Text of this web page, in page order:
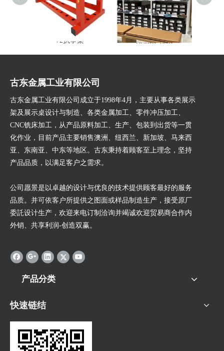
72执事架 储物架-鞋架
古东金属工业有限公司
古东金属工业有限公司成立于1998年4月，主要从事各类展示
架及展示桌设计与制造、各类金属加工、零件冲压加工、
CNC铣床加工，从产品原料加工、生产、包装到出货等一贯
化作业，目前产品主要销售澳洲、纽西兰、新加坡、马来西
亚、东南亚、中东等地区。古东秉持着顾客至上理念，坚持
产品品质，以满足客户之需求。
公司愿景是以卓越的设计与优良的技术提供顾客最好的服务
品质。并可依客户所提供之图面或样品制造生产，接受原厂
委託设计生产，欢迎来电订制洽询并竭诚欢迎贸易商合作内
外销、共享利润-创造双赢。
产品分类
快速链结